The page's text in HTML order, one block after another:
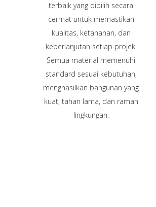
terbaik yang dipilih secara
cermat untuk memastikan
kualitas, ketahanan, dan
keberlanjutan setiap projek.
Semua material memenuhi
standard sesuai kebutuhan,
menghasilkan bangunan yang
kuat, tahan lama, dan ramah
lingkungan.